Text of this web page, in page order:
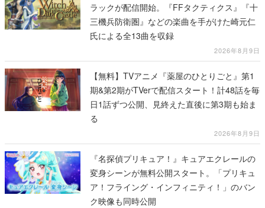
ラックが配信開始。『FFタクティクス』『十
三機兵防衛圏』などの楽曲を手がけた崎元仁
氏による全13曲を収録
2026年8月9日
【無料】TVアニメ『薬屋のひとりごと』第1
期&第2期がTVerで配信スタート！計48話を毎
日1話ずつ公開、見終えた直後に第3期も始ま
る
2026年8月9日
『名探偵プリキュア！』キュアエクレールの
変身シーンが無料公開スタート。「プリキュ
ア！フライング・インフィニティ！」のバン
ク映像も同時公開